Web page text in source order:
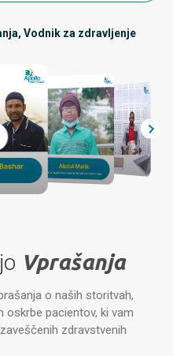
Vodnik za zdravljenje
Vprašanja
o naših storitvah,
oskrbe pacientov, ki vam
zdravstvenih